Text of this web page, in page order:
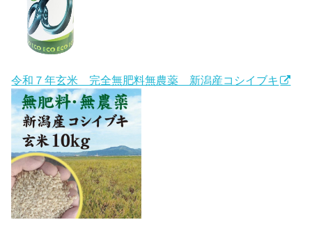
令和７年玄米 完全無肥料無農薬 新潟産コシイブキ